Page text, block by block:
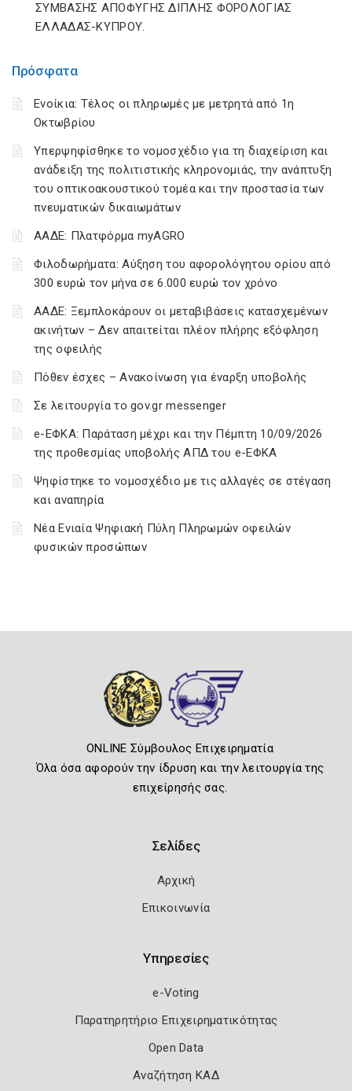
Πρόσφατα
Ενοίκια: Τέλος οι πληρωμές με μετρητά από 1η
Οκτωβρίου
Υπερψηφίσθηκε το νομοσχέδιο για τη διαχείριση και
ανάδειξη της πολιτιστικής κληρονομιάς, την ανάπτυξη
του οπτικοακουστικού τομέα και την προστασία των
πνευματικών δικαιωμάτων
ΑΑΔΕ: Πλατφόρμα myAGRO
Φιλοδωρήματα: Αύξηση του αφορολόγητου ορίου από
300 ευρώ τον μήνα σε 6.000 ευρώ τον χρόνο
ΑΑΔΕ: Ξεμπλοκάρουν οι μεταβιβάσεις κατασχεμένων
ακινήτων – Δεν απαιτείται πλέον πλήρης εξόφληση
της οφειλής
Πόθεν έσχες – Ανακοίνωση για έναρξη υποβολής
Σε λειτουργία το gov.gr messenger
e-ΕΦΚΑ: Παράταση μέχρι και την Πέμπτη 10/09/2026
της προθεσμίας υποβολής ΑΠΔ του e-ΕΦΚΑ
Ψηφίστηκε το νομοσχέδιο με τις αλλαγές σε στέγαση
και αναπηρία
Νέα Ενιαία Ψηφιακή Πύλη Πληρωμών οφειλών
φυσικών προσώπων
ΣΥΜΒΑΣΗΣ ΑΠΟΦΥΓΗΣ ΔΙΠΛΗΣ ΦΟΡΟΛΟΓΙΑΣ
ΕΛΛΑΔΑΣ-ΚΥΠΡΟΥ.
ONLINE Σύμβουλος Επιχειρηματία
Όλα όσα αφορούν την ίδρυση και την λειτουργία της
επιχείρησής σας.
Σελίδες
Αρχική
Επικοινωνία
Υπηρεσίες
e-Voting
Παρατηρητήριο Επιχειρηματικότητας
Open Data
Αναζήτηση ΚΑΔ